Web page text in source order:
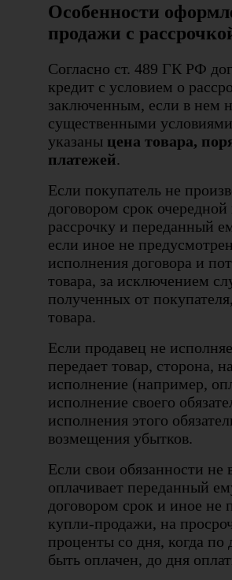
Особенности
продажи с
Согласно ст. 489 ГК РФ
кредит с условием о
заключенным, если в нем
существенными
указаны цена товара,
платежей.
Если покупатель не
договором срок
рассрочку и переданный
если иное не
исполнения договора и
товара, за исключением
полученных от
товара.
Если продавец не
передает товар, сторона,
исполнение (например,
исполнение своего
исполнения этого
возмещения убытков.
Если свои обязанности
оплачивает переданный
договором срок и иное не
купли-продажи, на
проценты со дня, когда
быть оплачен, до дня